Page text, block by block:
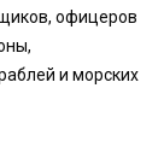
офицеров
и морских